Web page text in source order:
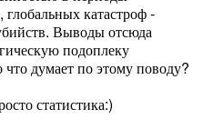
катастроф -
Выводы отсюда
подоплеку
думает по этому поводу?
статистика:)